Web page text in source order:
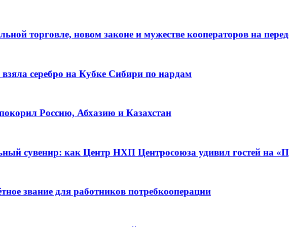
торговле, новом законе и мужестве кооператоров на
серебро на Кубке Сибири по нардам
Россию, Абхазию и Казахстан
сувенир: как Центр НХП Центросоюза удивил гостей на
звание для работников потребкооперации